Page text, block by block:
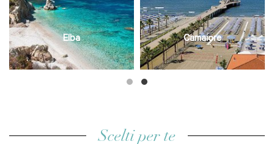
Elba Camaiore
Scelti per te